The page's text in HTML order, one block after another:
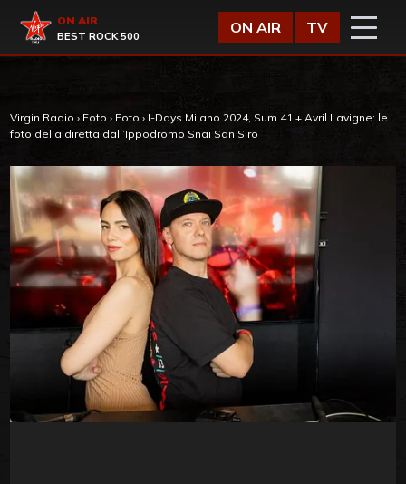
Virgin Radio
ON AIR
BEST ROCK 500
ON AIR TV
Virgin Radio › Foto › Foto › I-Days Milano 2024, Sum 41 + Avril Lavigne: le
foto della diretta dall’Ippodromo Snai San Siro